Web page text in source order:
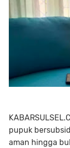
pupuk
aman hingga